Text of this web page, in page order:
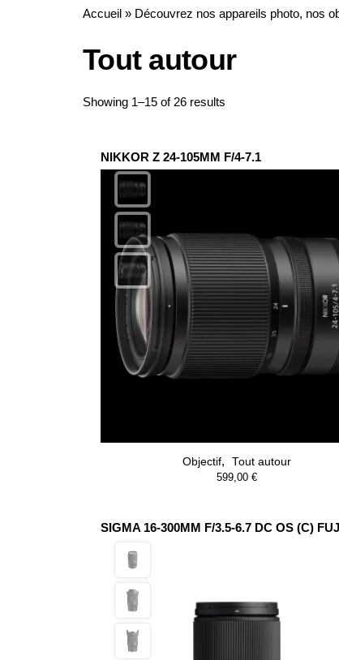
Accueil » Découvrez nos appareils photo, nos
Tout autour
Showing 1–15 of 26 results
NIKKOR Z 24-105MM F/4-7.1
Objectif,
Tout autour
599,00 €
SIGMA 16-300MM F/3.5-6.7 DC OS (C)